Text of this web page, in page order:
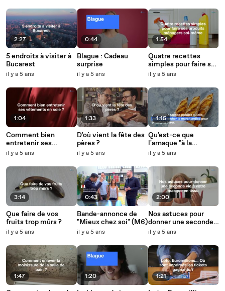
2:27
5 endroits à visiter à
Bucarest
il y a 5 ans
1:04
Comment bien
entretenir ses
vêtements en soie ?
il y a 5 ans
3:14
Que faire de vos
fruits trop mûrs ?
il y a 5 ans
1:47
0:44
Blague : Cadeau
surprise
il y a 5 ans
1:33
D'où vient la fête des
pères ?
il y a 5 ans
0:43
Bande-annonce de
"Mieux chez soi" (M6)
il y a 5 ans
1:20
vie ?
1:54
Quatre recettes
simples pour faire ses
produits ménagers
il y a 5 ans
1:15
Qu'est-ce que
l'arnaque "à la
baguette" qui sévit
il y a 5 ans
2:00
Nos astuces pour
donner une seconde
vie à votre masque en
il y a 5 ans
1:21